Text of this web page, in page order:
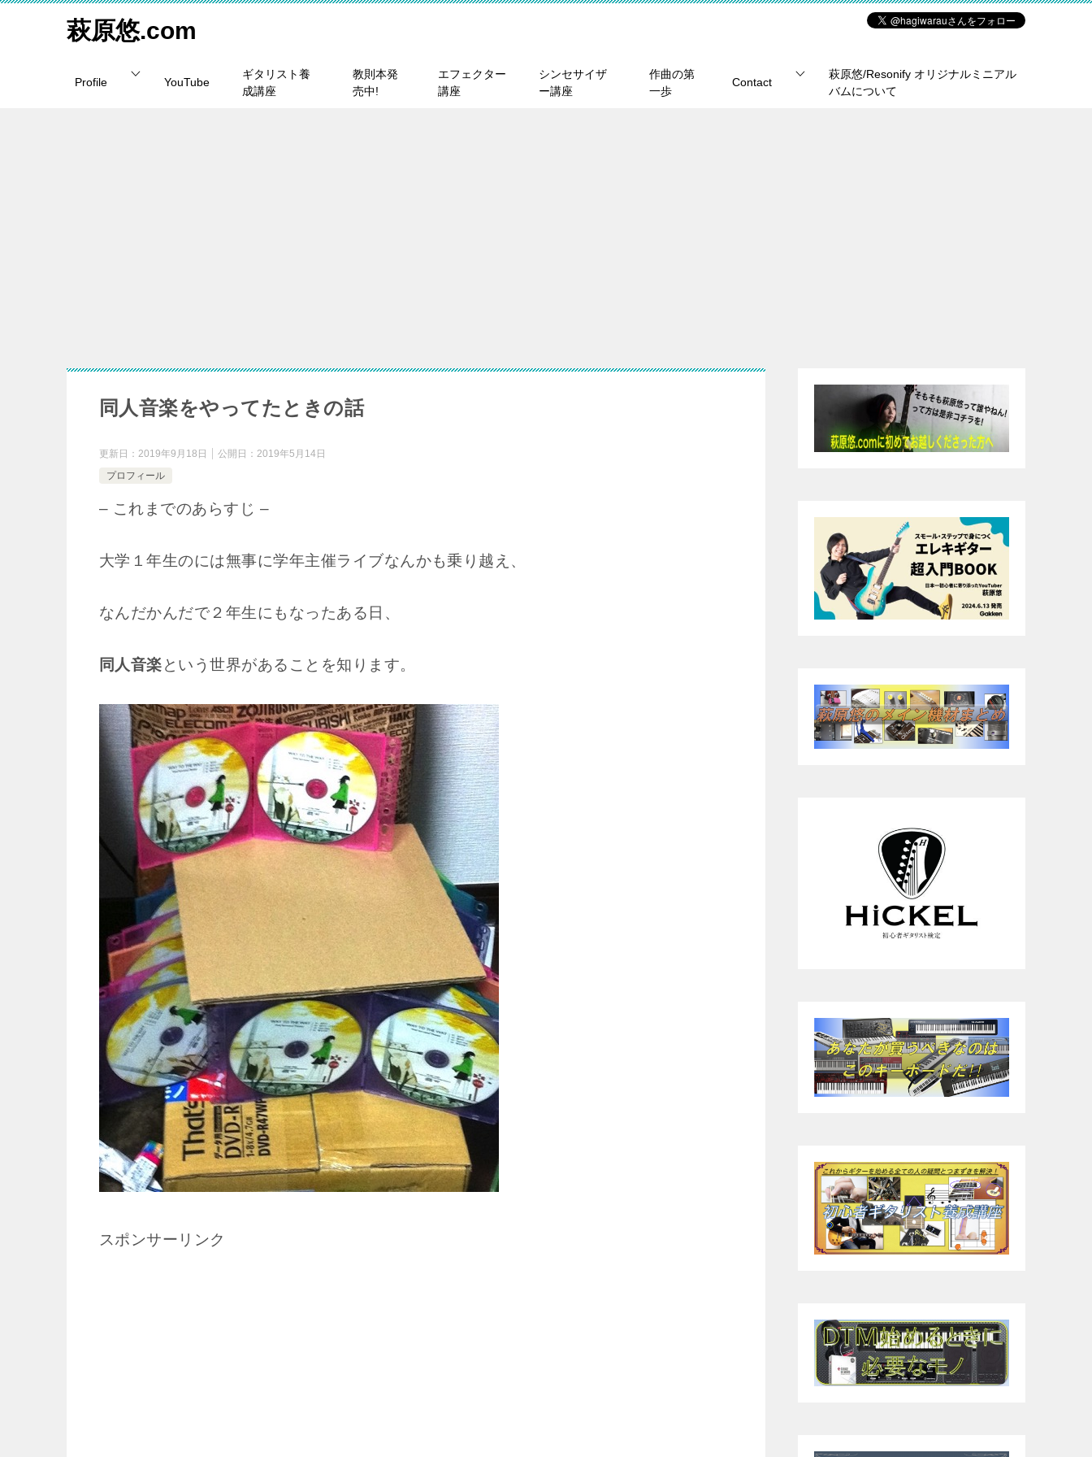
萩原悠.com
Profile YouTube
ギタリスト養
成講座
教則本発
売中!
エフェクター
講座
シンセサイザ
ー講座
作曲の第
一歩
Contact
萩原悠/Resonify オリジナルミニアル
バムについて
同人音楽をやってたときの話
更新日： 2019年9月18日 公開日： 2019年5月14日
プロフィール
– これまでのあらすじ –
大学１年生のには無事に学年主催ライブなんかも乗り越え、
なんだかんだで２年生にもなったある日、
同人音楽という世界があることを知ります。
スポンサーリンク